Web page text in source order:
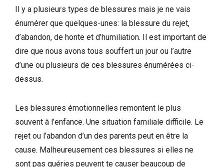
Il y a plusieurs types de blessures mais je ne vais
énumérer que quelques-unes: la blessure du rejet,
d’abandon, de honte et d’humiliation. Il est important de
dire que nous avons tous souffert un jour ou l’autre
d’une ou plusieurs de ces blessures énumérées ci-
dessus.
Les blessures émotionnelles remontent le plus
souvent à l’enfance. Une situation familiale difficile. Le
rejet ou l’abandon d’un des parents peut en être la
cause. Malheureusement ces blessures si elles ne
sont pas guéries peuvent te causer beaucoup de